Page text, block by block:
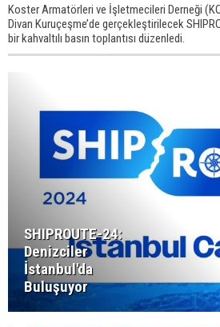
Koster Armatörleri ve İşletmecileri Derneği
Divan Kuruçeşme’de gerçekleştirilecek
bir kahvaltılı basın toplantısı düzenledi.
SHIPROUTE-24:
Denizciler
İstanbul'da
Buluşuyor